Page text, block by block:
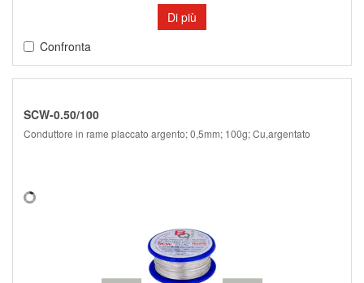
Di più
Confronta
SCW-0.50/100
Conduttore in rame placcato argento; 0,5mm; 100g; Cu,argentato